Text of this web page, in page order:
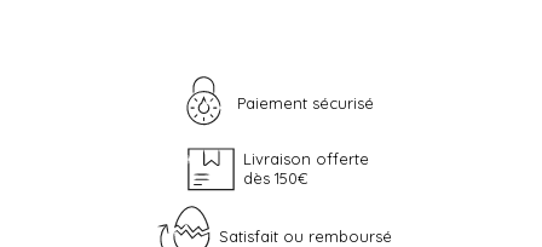
Paiement sécurisé
Livraison offerte
dès 150€
Satisfait ou remboursé